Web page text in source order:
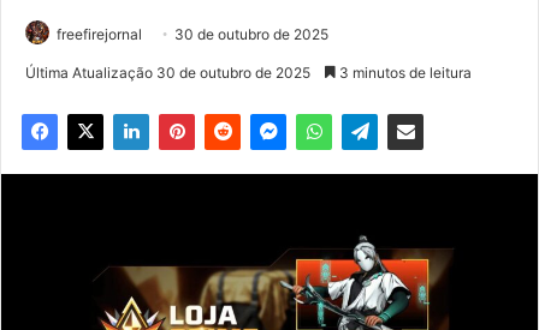
freefirejornal 30 de outubro de 2025
Última Atualização 30 de outubro de 2025 3 minutos de leitura